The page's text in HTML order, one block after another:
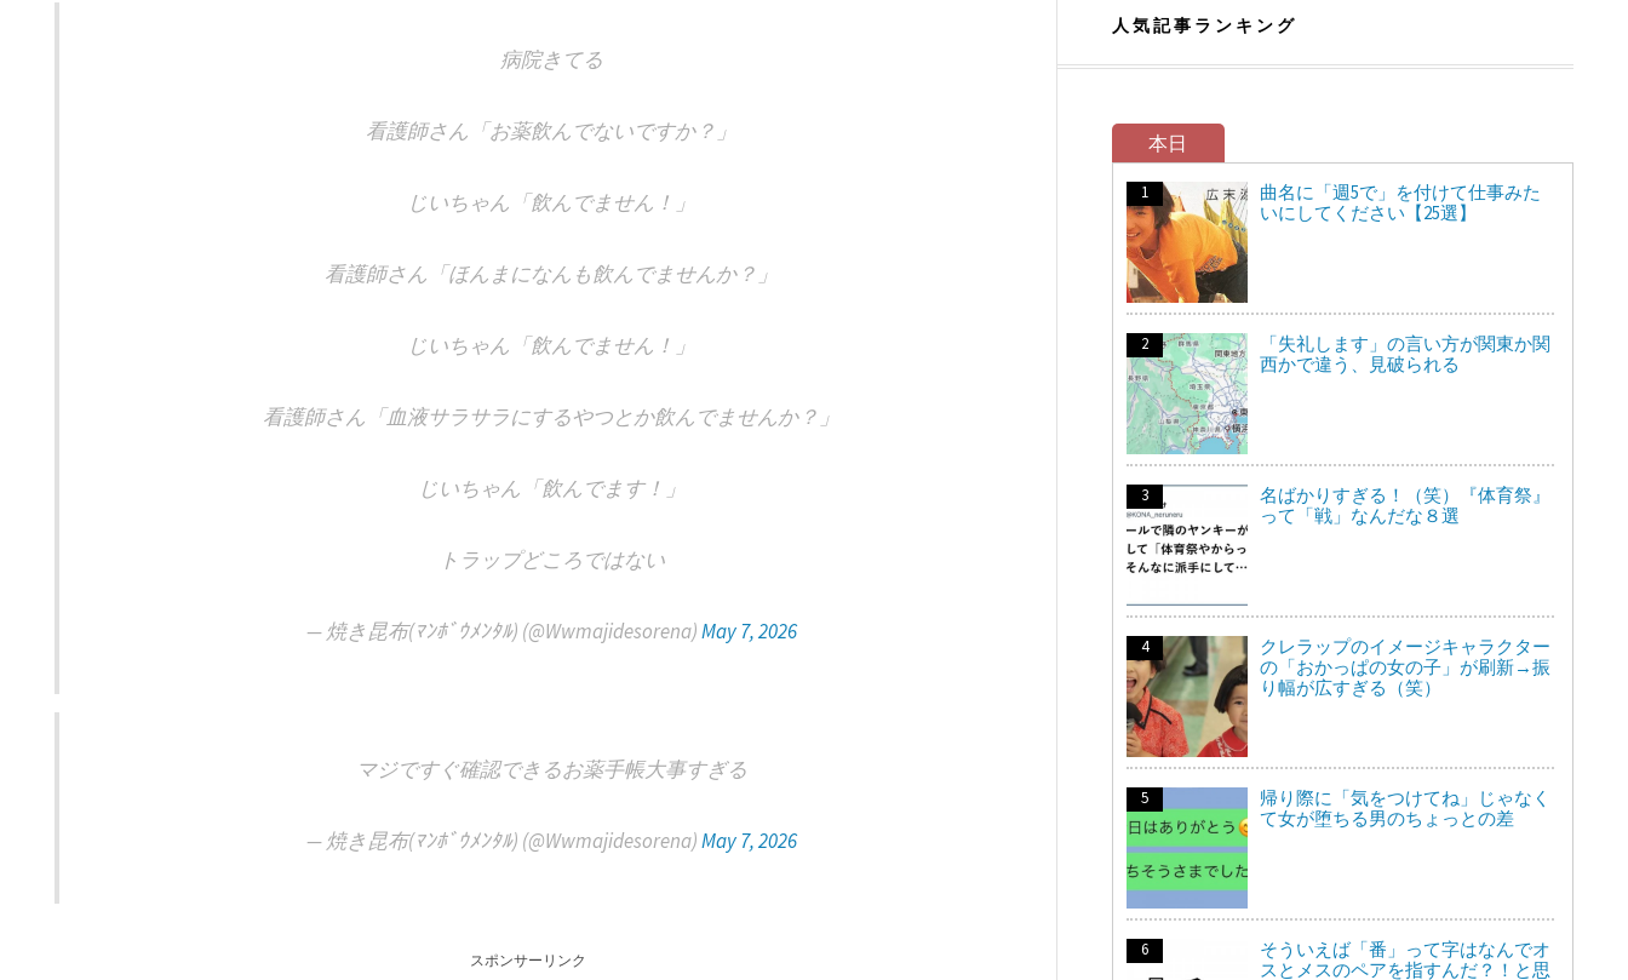
病院きてる
看護師さん「お薬飲んでないですか？」
じいちゃん「飲んでません！」
看護師さん「ほんまになんも飲んでませんか？」
じいちゃん「飲んでません！」
看護師さん「血液サラサラにするやつとか飲んでませんか？」
じいちゃん「飲んでます！」
トラップどころではない
— 焼き昆布(ﾏﾝﾎﾞｳﾒﾝﾀﾙ) (@Wwmajidesorena)May 7, 2026
マジですぐ確認できるお薬手帳大事すぎる
— 焼き昆布(ﾏﾝﾎﾞｳﾒﾝﾀﾙ) (@Wwmajidesorena)May 7, 2026
スポンサーリンク
人気記事ランキング
本日
曲名に「週5で」を付けて仕事みた
いにしてください【25選】
「失礼します」の言い方が関東か関
西かで違う、見破られる
名ばかりすぎる！（笑）『体育祭』
って「戦」なんだな８選
クレラップのイメージキャラクター
の「おかっぱの女の子」が刷新→振
り幅が広すぎる（笑）
帰り際に「気をつけてね」じゃなく
て女が堕ちる男のちょっとの差
そういえば「番」って字はなんでオ
スとメスのペアを指すんだ？！と思